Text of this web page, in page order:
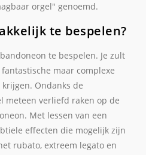
orgel" genoemd.
te bespelen?
te bespelen. Je zult
maar complexe
Ondanks de
meteen verliefd raken op de
Met lessen van een
effecten die mogelijk zijn
rubato, extreem legato en